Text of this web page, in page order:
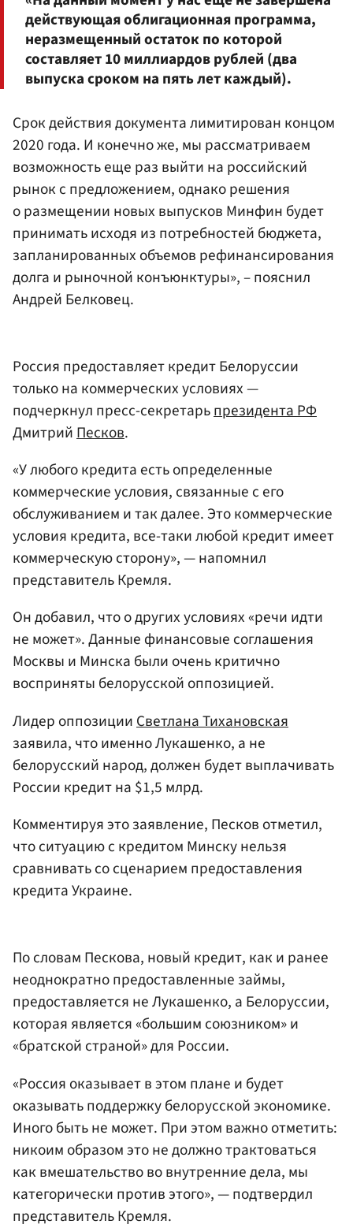
действующая облигационная программа,
неразмещенный остаток по которой
составляет 10 миллиардов рублей (два
выпуска сроком на пять лет каждый).
Срок действия документа лимитирован концом
2020 года. И конечно же, мы рассматриваем
возможность еще раз выйти на российский
рынок с предложением, однако решения
о размещении новых выпусков Минфин будет
принимать исходя из потребностей бюджета,
запланированных объемов рефинансирования
долга и рыночной конъюнктуры», – пояснил
Андрей Белковец.
Россия предоставляет кредит Белоруссии
только на коммерческих условиях —
подчеркнул пресс-секретарьпрезидента РФ
ДмитрийПесков.
«У любого кредита есть определенные
коммерческие условия, связанные с его
обслуживанием и так далее. Это коммерческие
условия кредита, все-таки любой кредит имеет
коммерческую сторону», — напомнил
представитель Кремля.
Он добавил, что о других условиях «речи идти
не может». Данные финансовые соглашения
Москвы и Минска были очень критично
восприняты белорусской оппозицией.
Лидер оппозицииСветлана Тихановская
заявила, что именно Лукашенко, а не
белорусский народ, должен будет выплачивать
России кредит на $1,5 млрд.
Комментируя это заявление, Песков отметил,
что ситуацию с кредитом Минску нельзя
сравнивать со сценарием предоставления
кредита Украине.
По словам Пескова, новый кредит, как и ранее
неоднократно предоставленные займы,
предоставляется не Лукашенко, а Белоруссии,
которая является «большим союзником» и
«братской страной» для России.
«Россия оказывает в этом плане и будет
оказывать поддержку белорусской экономике.
Иного быть не может. При этом важно отметить:
никоим образом это не должно трактоваться
как вмешательство во внутренние дела, мы
категорически против этого», — подтвердил
представитель Кремля.